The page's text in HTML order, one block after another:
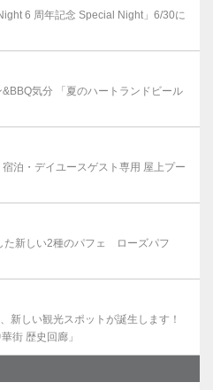
6 周年記念 Special Night」6/30に
気分 「夏のハートランドビール
泊・デイユースゲスト専用 屋上プー
た新しい2種のパフェ ローズパフ
新しい観光スポットが誕生します！
街 歴史回廊」